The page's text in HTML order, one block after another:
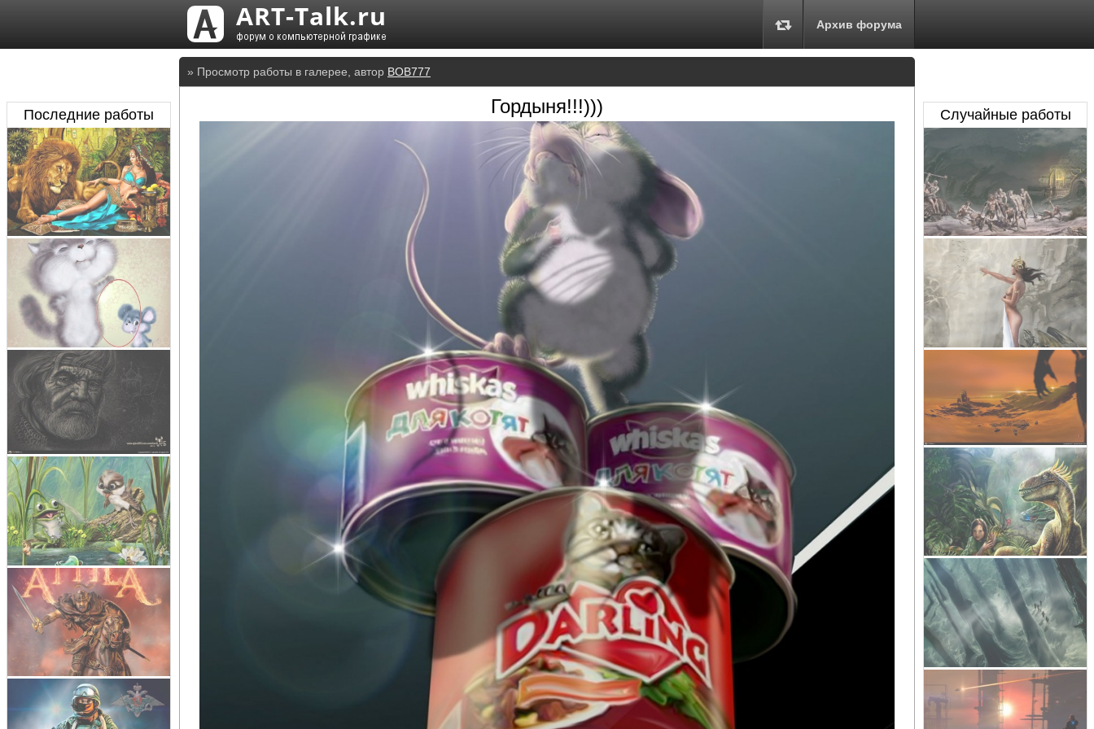
Архив форума
» Просмотр работы в галерее, автор BOB777
Гордыня!!!)))
Последние работы Случайные работы